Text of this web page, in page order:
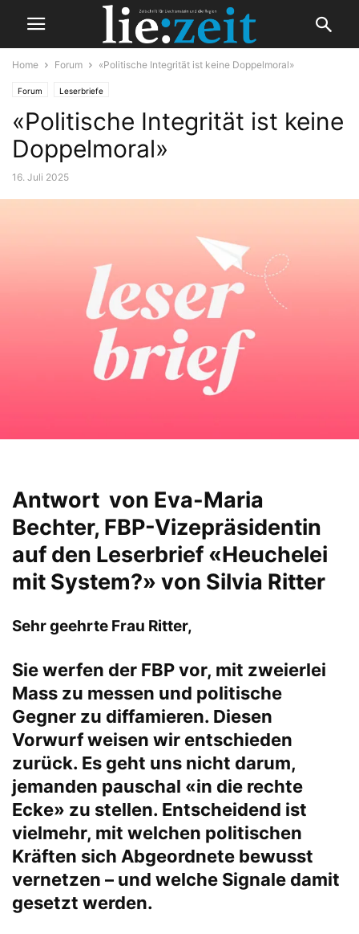
Home Forum «Politische Integrität ist keine Doppelmoral»
Forum Leserbriefe
«Politische Integrität ist keine
Doppelmoral»
16. Juli 2025
Antwort von Eva-Maria
Bechter, FBP-Vizepräsidentin
auf den Leserbrief «Heuchelei
mit System?» von Silvia Ritter
Sehr geehrte Frau Ritter,
Sie werfen der FBP vor, mit zweierlei
Mass zu messen und politische
Gegner zu diffamieren. Diesen
Vorwurf weisen wir entschieden
zurück. Es geht uns nicht darum,
jemanden pauschal «in die rechte
Ecke» zu stellen. Entscheidend ist
vielmehr, mit welchen politischen
Kräften sich Abgeordnete bewusst
vernetzen – und welche Signale damit
gesetzt werden.